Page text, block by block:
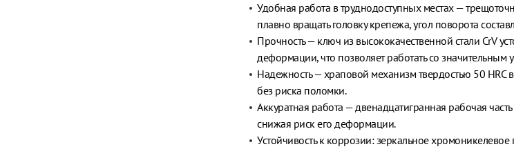
Удобная работа в труднодоступных местах —
плавно вращать головку крепежа, угол поворота
Прочность — ключ из высококачественной стали CrV
деформации, что позволяет работать со значительным
Надежность — храповой механизм твердостью 50 HRC
без риска поломки.
Аккуратная работа — двенадцатигранная рабочая
снижая риск его деформации.
Устойчивость к коррозии: зеркальное